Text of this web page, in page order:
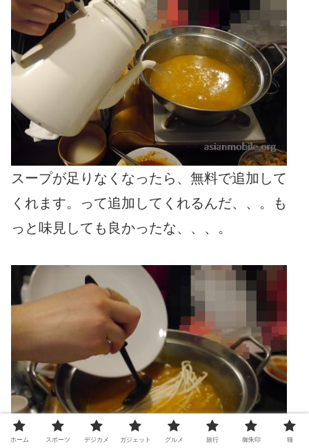
スープが足りなくなったら、無料で追加して
くれます。って追加してくれるんだ、、。も
っと味見しても良かったな、、、。
ホーム スポーツ デジカメ ガジェット グルメ 旅行 御朱印 猫